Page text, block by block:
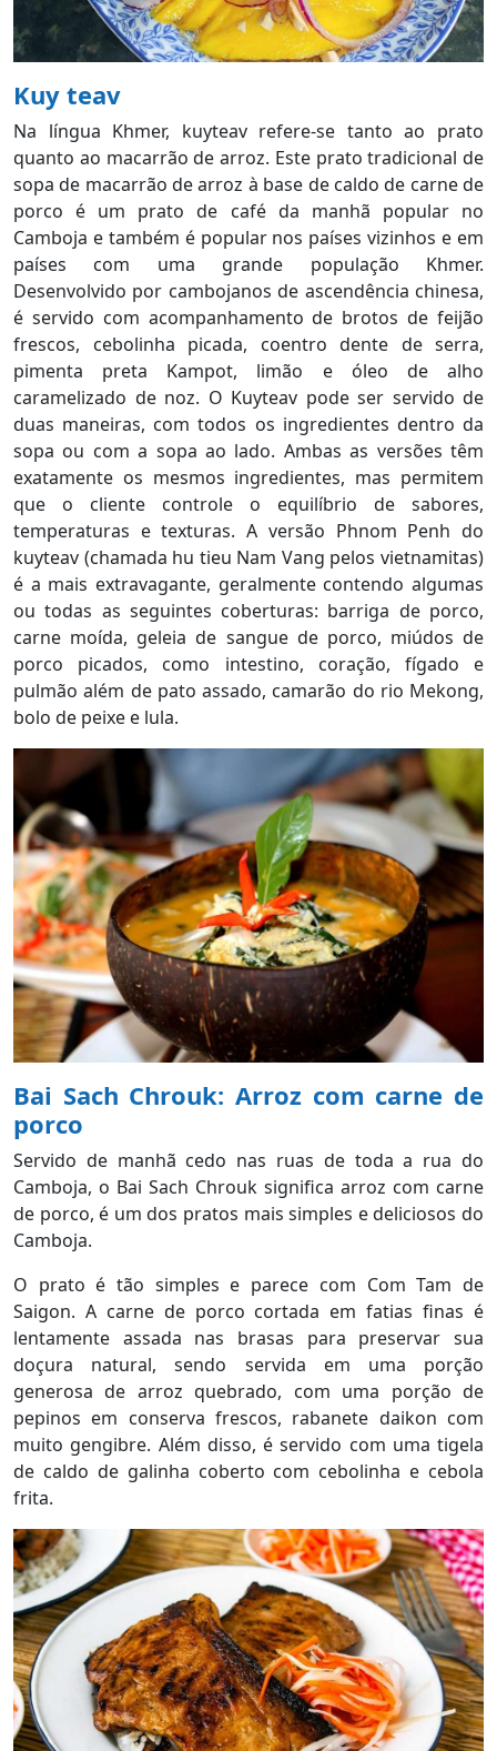
Kuy teav
Na língua Khmer, kuyteav refere-se tanto ao prato
quanto ao macarrão de arroz. Este prato tradicional de
sopa de macarrão de arroz à base de caldo de carne de
porco é um prato de café da manhã popular no
Camboja e também é popular nos países vizinhos e em
países com uma grande população Khmer.
Desenvolvido por cambojanos de ascendência chinesa,
é servido com acompanhamento de brotos de feijão
frescos, cebolinha picada, coentro dente de serra,
pimenta preta Kampot, limão e óleo de alho
caramelizado de noz. O Kuyteav pode ser servido de
duas maneiras, com todos os ingredientes dentro da
sopa ou com a sopa ao lado. Ambas as versões têm
exatamente os mesmos ingredientes, mas permitem
que o cliente controle o equilíbrio de sabores,
temperaturas e texturas. A versão Phnom Penh do
kuyteav (chamada hu tieu Nam Vang pelos vietnamitas)
é a mais extravagante, geralmente contendo algumas
ou todas as seguintes coberturas: barriga de porco,
carne moída, geleia de sangue de porco, miúdos de
porco picados, como intestino, coração, fígado e
pulmão além de pato assado, camarão do rio Mekong,
bolo de peixe e lula.
Bai Sach Chrouk: Arroz com carne de
porco
Servido de manhã cedo nas ruas de toda a rua do
Camboja, o Bai Sach Chrouk significa arroz com carne
de porco, é um dos pratos mais simples e deliciosos do
Camboja.
O prato é tão simples e parece com Com Tam de
Saigon. A carne de porco cortada em fatias finas é
lentamente assada nas brasas para preservar sua
doçura natural, sendo servida em uma porção
generosa de arroz quebrado, com uma porção de
pepinos em conserva frescos, rabanete daikon com
muito gengibre. Além disso, é servido com uma tigela
de caldo de galinha coberto com cebolinha e cebola
frita.